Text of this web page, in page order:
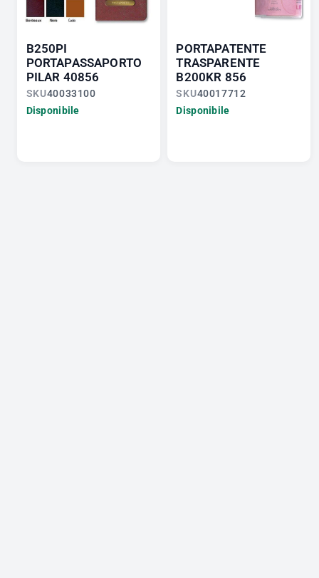
B250PI
PORTAPASSAPORTO
PILAR 40856
SKU40033100
Disponibile
PORTAPATENTE
TRASPARENTE
B200KR 856
SKU40017712
Disponibile